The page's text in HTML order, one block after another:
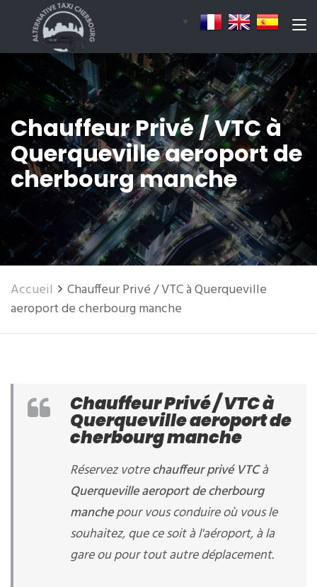
Chauffeur Privé / VTC à
Querqueville aeroport de
cherbourg manche
Accueil
Chauffeur Privé / VTC à Querqueville
aeroport de cherbourg manche
Chauffeur Privé / VTC à
Querqueville aeroport de
cherbourg manche
Réservez votrechauffeur privé VTCà
Querqueville aeroport de cherbourg
manchepour vous conduire où vous le
souhaitez, que ce soit à l'aéroport, à la
gare ou pour tout autre déplacement.